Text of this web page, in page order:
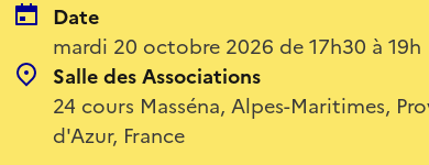
Date
mardi 20 octobre 2026 de 17h30 à 19h
Salle des Associations
24 cours Masséna, Alpes-Maritimes,
d'Azur, France